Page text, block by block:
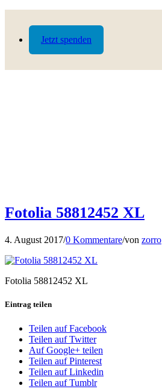
Jetzt spenden
Fotolia 58812452 XL
4. August 2017/0 Kommentare/von zorro
Fotolia 58812452 XL
Eintrag teilen
Teilen auf Facebook
Teilen auf Twitter
Auf Google+ teilen
Teilen auf Pinterest
Teilen auf Linkedin
Teilen auf Tumblr